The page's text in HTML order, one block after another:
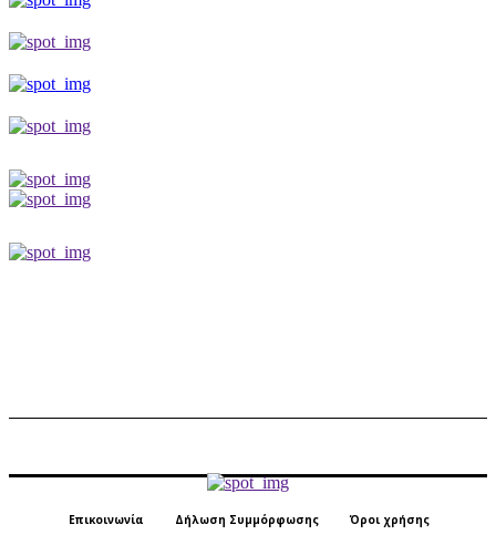
Επικοινωνία Δήλωση Συμμόρφωσης Όροι χρήσης